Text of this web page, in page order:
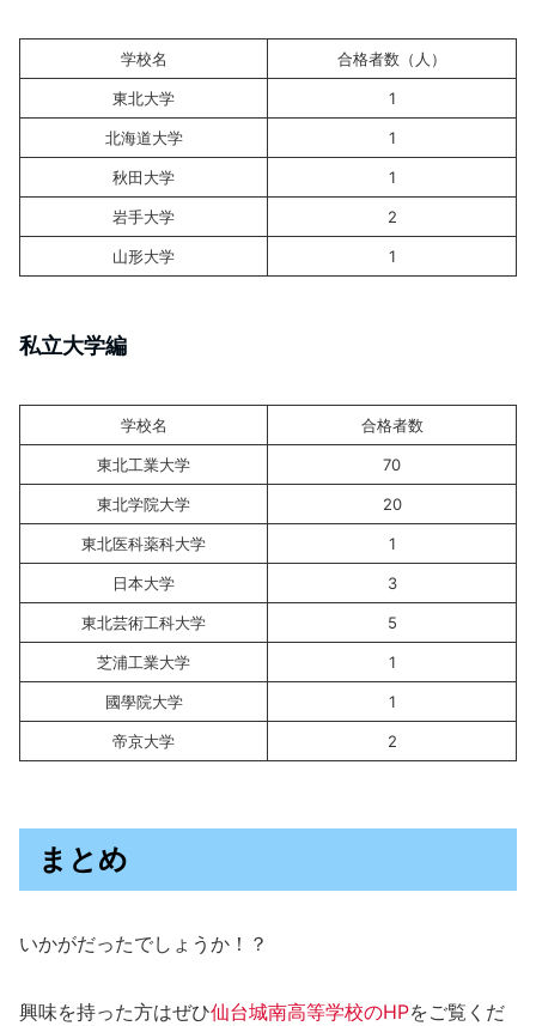
学校名 合格者数（人）
東北大学 1
北海道大学 1
秋田大学 1
岩手大学 2
山形大学 1
私立大学編
学校名 合格者数
東北工業大学 70
東北学院大学 20
東北医科薬科大学 1
日本大学 3
東北芸術工科大学 5
芝浦工業大学 1
國學院大学 1
帝京大学 2
まとめ
いかがだったでしょうか！？
興味を持った方はぜひ仙台城南高等学校のHPをご覧くだ